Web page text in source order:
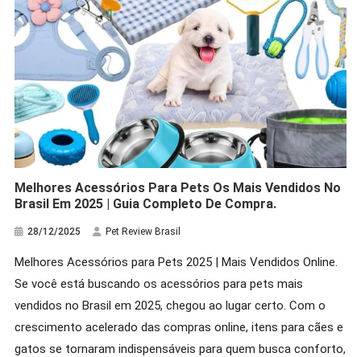
Hamster
Cuidados Com O Hamster Anão
Russo: Dicas Que Você Precisa Saber!
20/03/2026 Pet Review Brasil
Melhores Acessórios Para Pets Os Mais Vendidos No
Brasil Em 2025 | Guia Completo De Compra.
28/12/2025 Pet Review Brasil
Melhores Acessórios para Pets 2025 | Mais Vendidos Online.
Se você está buscando os acessórios para pets mais
vendidos no Brasil em 2025, chegou ao lugar certo. Com o
crescimento acelerado das compras online, itens para cães e
gatos se tornaram indispensáveis para quem busca conforto,